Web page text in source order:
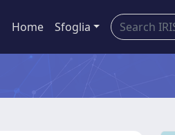
Home Sfoglia